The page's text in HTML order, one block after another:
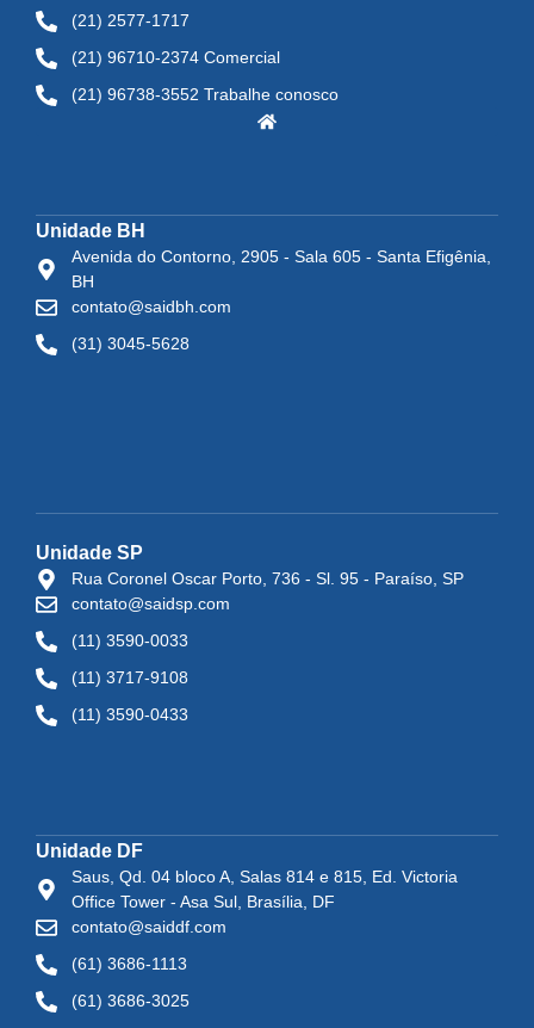
(21) 2577-1717
(21) 96710-2374 Comercial
(21) 96738-3552 Trabalhe conosco
Unidade BH
Avenida do Contorno, 2905 - Sala 605 - Santa Efigênia,
BH
contato@saidbh.com
(31) 3045-5628
Unidade SP
Rua Coronel Oscar Porto, 736 - Sl. 95 - Paraíso, SP
contato@saidsp.com
(11) 3590-0033
(11) 3717-9108
(11) 3590-0433
Unidade DF
Saus, Qd. 04 bloco A, Salas 814 e 815, Ed. Victoria
Office Tower - Asa Sul, Brasília, DF
contato@saiddf.com
(61) 3686-1113
(61) 3686-3025